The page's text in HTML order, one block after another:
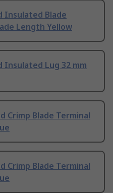
Insulated Blade
Length Yellow
Insulated Lug 32 mm
Crimp Blade Terminal
Crimp Blade Terminal